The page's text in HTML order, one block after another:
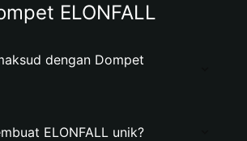
ELONFALL
dengan Dompet
ELONFALL unik?